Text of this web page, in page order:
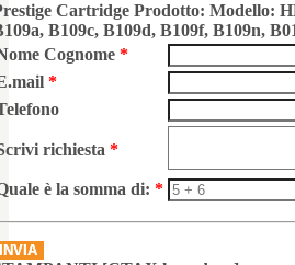
Cartridge Prodotto: Modello:
B109c, B109d, B109f, B109n,
Cognome *
*
richiesta *
è la somma di: *
INVIA